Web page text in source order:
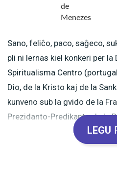
de
Menezes
Sano, feliĉo, paco, saĝeco,
pli ni lernas kiel konkeri per
Spiritualisma Centro
Dio, de la Kristo kaj de la
kunveno sub la gvido de la
Prezidanto-Predikanto de la
de Jesuo, la nobla Spirito d-
(1831-1900) venigas al ni
LEGU